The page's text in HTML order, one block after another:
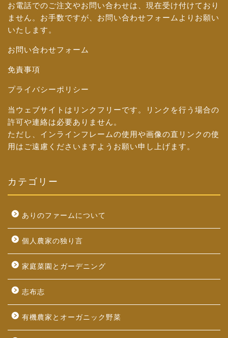
お電話でのご注文やお問い合わせは、現在受け付けており
ません。お手数ですが、 お問い合わせフォーム よりお願い
いたします。
お問い合わせフォーム
免責事項
プライバシーポリシー
当ウェブサイトはリンクフリーです。リンクを行う場合の
許可や連絡は必要ありません。
ただし、インラインフレームの使用や画像の直リンクの使
用はご遠慮くださいますようお願い申し上げます。
カテゴリー
ありのファームについて
個人農家の独り言
家庭菜園とガーデニング
志布志
有機農家とオーガニック野菜